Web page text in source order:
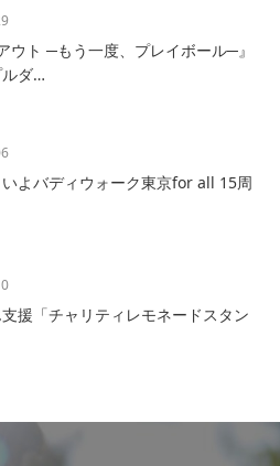
ウト ─もう一度、プレイボール─』
ルダ…
よバディウォーク東京for all 15周
援「チャリティレモネードスタン